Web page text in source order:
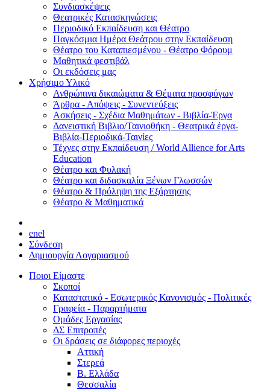
Συνδιασκέψεις
Θεατρικές Κατασκηνώσεις
Περιοδικό Εκπαίδευση και Θέατρο
Παγκόσμια Ημέρα Θεάτρου στην Εκπαίδευση
Θέατρο του Καταπιεσμένου - Θέατρο Φόρουμ
Μαθητικά φεστιβάλ
Οι εκδόσεις μας
Χρήσιμο Υλικό
Ανθρώπινα δικαιώματα & Θέματα προσφύγων
Άρθρα - Απόψεις - Συνεντεύξεις
Ασκήσεις - Σχέδια Μαθημάτων - Βιβλία-Έργα
Δανειστική Βιβλιο/Ταινιοθήκη - Θεατρικά έργα-
Βιβλία-Περιοδικά-Ταινίες
Τέχνες στην Εκπαίδευση / World Allience for Arts
Education
Θέατρο και Φυλακή
Θέατρο και διδασκαλία Ξένων Γλωσσών
Θέατρο & Πρόληψη της Εξάρτησης
Θέατρο & Μαθηματικά
enel
Σύνδεση
Δημιουργία Λογαριασμού
Ποιοι Είμαστε
Σκοποί
Καταστατικό - Εσωτερικός Κανονισμός - Πολιτικές
Γραφεία - Παραρτήματα
Ομάδες Εργασίας
ΔΣ Επιτροπές
Οι δράσεις σε διάφορες περιοχές
Αττική
Στερεά
Β. Ελλάδα
Θεσσαλία